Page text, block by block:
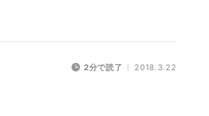
2分で読了 2018.3.22